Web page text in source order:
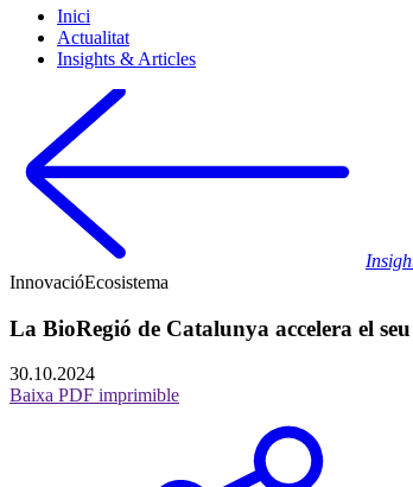
Inici
Actualitat
Insights & Articles
InnovacióEcosistema
La BioRegió de Catalunya accelera el
30.10.2024
Baixa PDF imprimible